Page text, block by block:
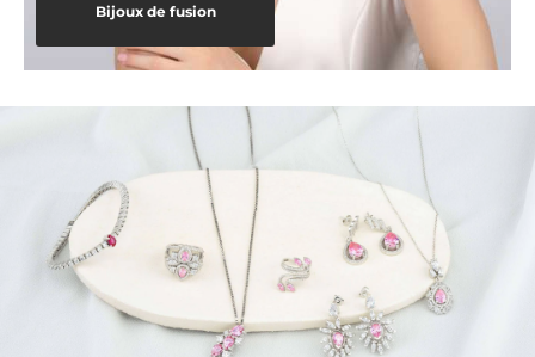
Bijoux de fusion